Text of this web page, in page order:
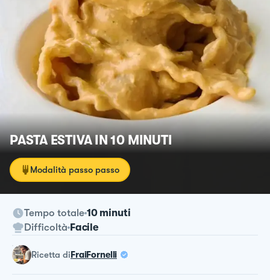
PASTA ESTIVA IN 10 MINUTI
Modalità passo passo
Tempo totale 10 minuti
Difficoltà Facile
ricetta diFraiFornelli